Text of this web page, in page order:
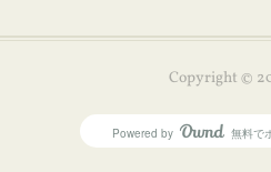
Copyright ©
Powered by 無料で